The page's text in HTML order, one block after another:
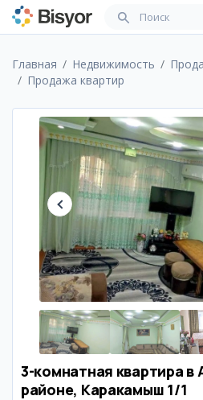
Главная Недвижимость
Продажа квартир
3-комнатная квартира в
районе, Каракамыш 1/1